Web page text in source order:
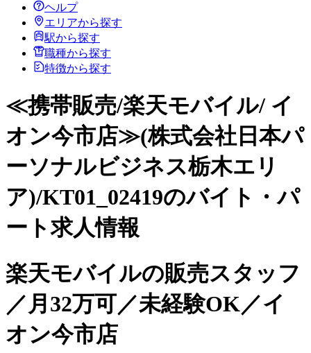
ヘルプ
エリアから探す
駅から探す
職種から探す
特徴から探す
≪携帯販売/楽天モバイル/ イ
オン今市店≫(株式会社日本パ
ーソナルビジネス栃木エリ
ア)/KT01_02419のバイト・パ
ート求人情報
楽天モバイルの販売スタッフ
／月32万可／未経験OK／イ
オン今市店